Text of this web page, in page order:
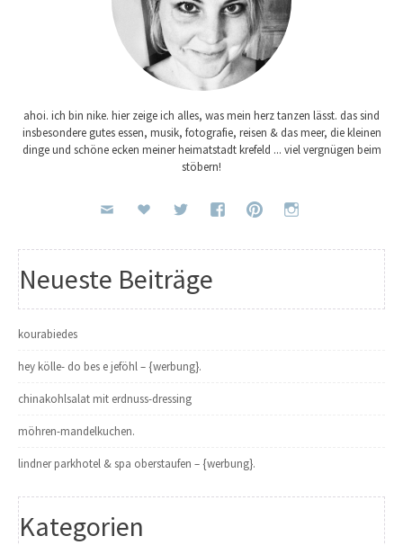
ahoi. ich bin nike. hier zeige ich alles, was mein herz tanzen lässt. das sind
insbesondere gutes essen, musik, fotografie, reisen & das meer, die kleinen
dinge und schöne ecken meiner heimatstadt krefeld ... viel vergnügen beim
stöbern!
Neueste Beiträge
kourabiedes
hey kölle- do bes e jeföhl – {werbung}.
chinakohlsalat mit erdnuss-dressing
möhren-mandelkuchen.
lindner parkhotel & spa oberstaufen – {werbung}.
Kategorien